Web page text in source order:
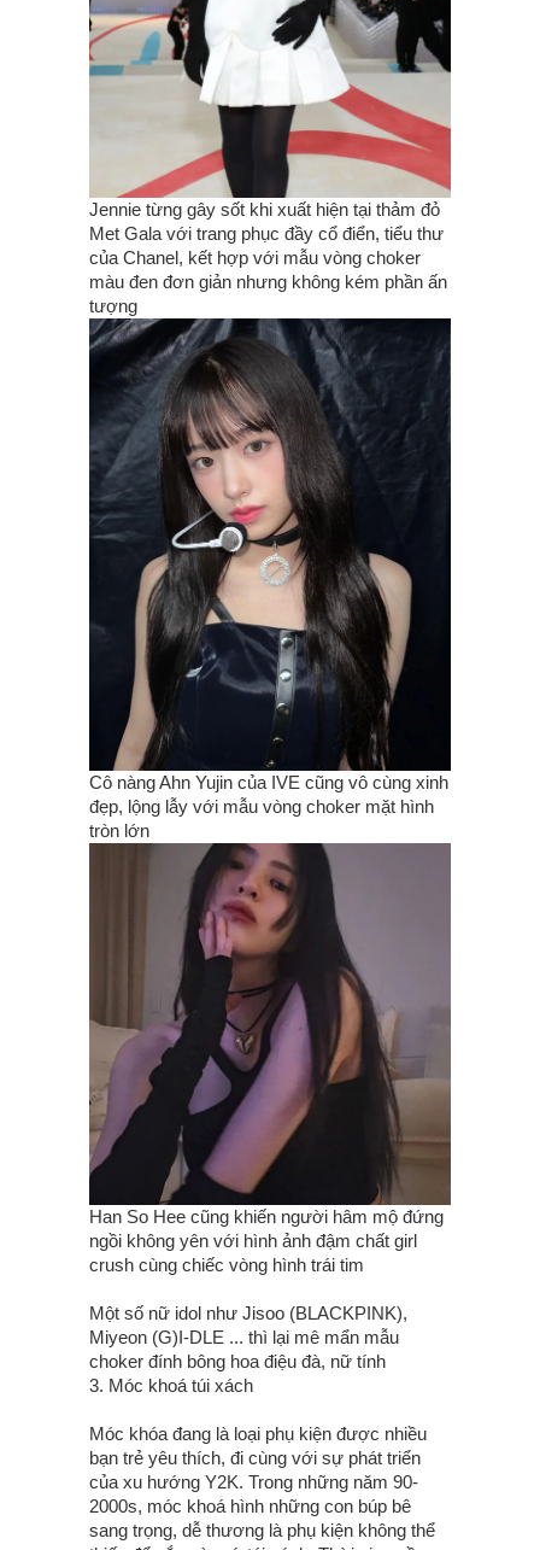
Jennie từng gây sốt khi xuất hiện tại thảm đỏ
Met Gala với trang phục đầy cổ điển, tiểu thư
của Chanel, kết hợp với mẫu vòng choker
màu đen đơn giản nhưng không kém phần ấn
tượng
Cô nàng Ahn Yujin của IVE cũng vô cùng xinh
đẹp, lộng lẫy với mẫu vòng choker mặt hình
tròn lớn
Han So Hee cũng khiến người hâm mộ đứng
ngồi không yên với hình ảnh đậm chất girl
crush cùng chiếc vòng hình trái tim
Một số nữ idol như Jisoo (BLACKPINK),
Miyeon (G)I-DLE ... thì lại mê mẩn mẫu
choker đính bông hoa điệu đà, nữ tính
3. Móc khoá túi xách
Móc khóa đang là loại phụ kiện được nhiều
bạn trẻ yêu thích, đi cùng với sự phát triển
của xu hướng Y2K. Trong những năm 90-
2000s, móc khoá hình những con búp bê
sang trọng, dễ thương là phụ kiện không thể